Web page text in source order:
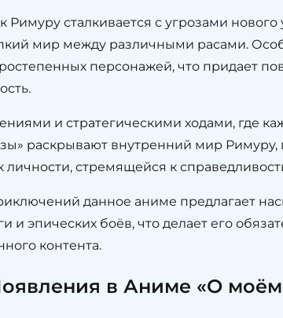
сталкивается с угрозами нового
мир между различными расами.
персонажей, что придает
и стратегическими ходами, где
раскрывают внутренний мир Римуру,
личности, стремящейся к
данное аниме предлагает
эпических боёв, что делает его
контента.
в Аниме «О